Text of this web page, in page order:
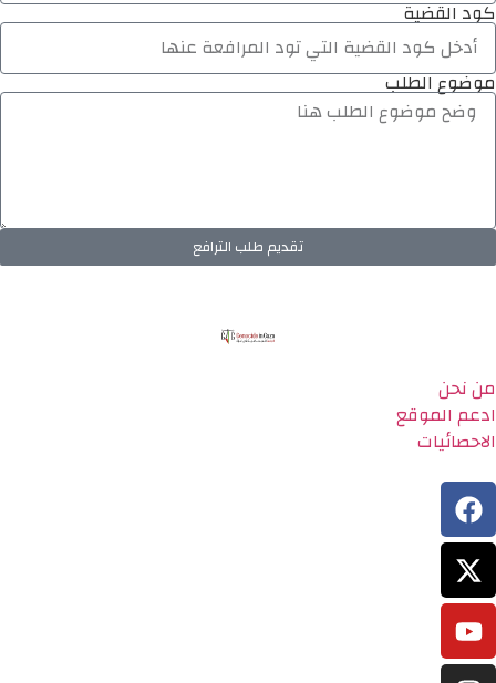
كود القضية
موضوع الطلب
تقديم طلب الترافع
من نحن
ادعم الموقع
الاحصائيات